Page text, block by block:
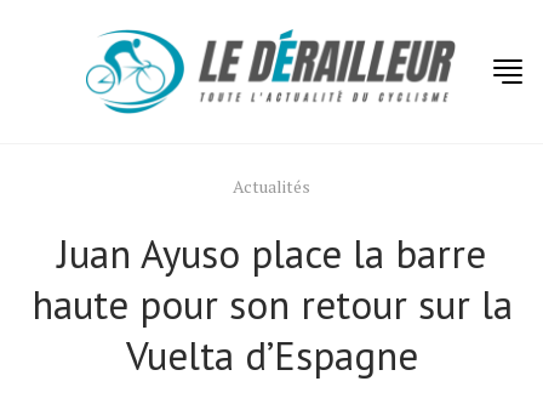
Actualités
Juan Ayuso place la barre
haute pour son retour sur la
Vuelta d’Espagne